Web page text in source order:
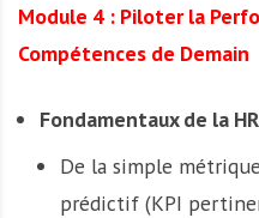
Module 4 : Piloter la
Compétences de Demain
Fondamentaux de la
De la simple
prédictif (KPI